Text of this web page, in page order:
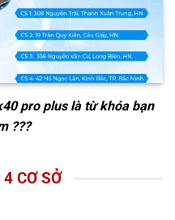
pro pluslà từ khóa bạn
???
4 CƠ SỞ